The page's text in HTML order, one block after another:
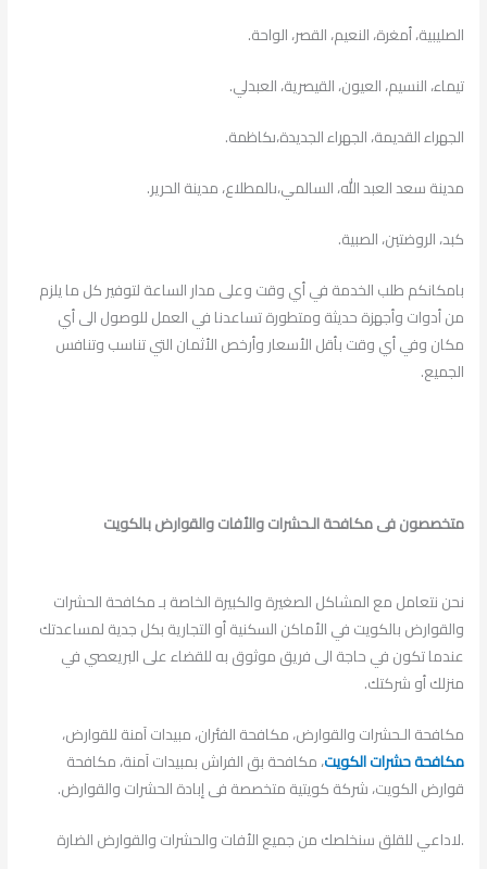
الصليبية، أمغرة، النعيم، القصر، الواحة.
تيماء، النسيم، العيون، القيصرية، العبدلي.
الجهراء القديمة، الجهراء الجديدة،ىكاظمة.
مدينة سعد العبد الله، السالمي،ىالمطلاع، مدينة الحرير.
كبد، الروضتين، الصبية.
بامكانكم طلب الخدمة في أي وقت وعلى مدار الساعة لتوفير كل ما يلزم
من أدوات وأجهزة حديثة ومتطورة تساعدنا في العمل للوصول الى أي
مكان وفي أي وقت بأقل الأسعار وأرخص الأثمان التي تناسب وتنافس
الجميع.
متخصصون فى مكافحة الـحشرات والأفات والقوارض بالكويت
نحن نتعامل مع المشاكل الصغيرة والكبيرة الخاصة بـ مكافحة الحشرات
والقوارض بالكويت في الأماكن السكنية أو التجارية بكل جدية لمساعدتك
عندما تكون في حاجة الى فريق موثوق به للقضاء على البريعصي في
منزلك أو شركتك.
مكافحة الـحشرات والقوارض، مكافحة الفئران، مبيدات آمنة للقوارض،
مكافحة حشرات الكويت، مكافحة بق الفراش بمبيدات آمنة، مكافحة
قوارض الكويت، شركة كويتية متخصصة فى إبادة الحشرات والقوارض.
.لاداعي للقلق سنخلصك من جميع الأفات والحشرات والقوارض الضارة